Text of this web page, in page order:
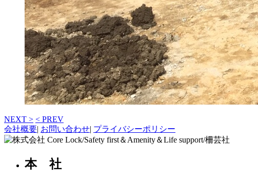
NEXT > < PREV
会社概要| お問い合わせ| プライバシーポリシー
本 社